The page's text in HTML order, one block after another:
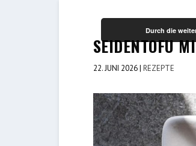
SEIDENTOFU
22. JUNI 2026| REZEPTE
Durch die